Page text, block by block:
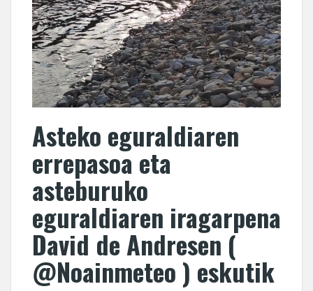
Asteko eguraldiaren
errepasoa eta
asteburuko
eguraldiaren iragarpena
David de Andresen (
@Noainmeteo ) eskutik